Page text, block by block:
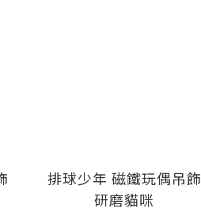
排球少年 磁鐵玩偶吊飾
研磨貓咪